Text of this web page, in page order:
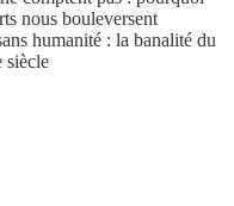
nous bouleversent
humanité : la banalité du
siècle